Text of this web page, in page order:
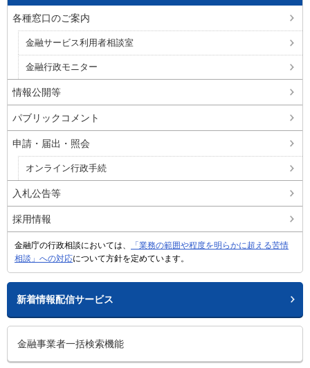
各種窓口のご案内
金融サービス利用者相談室
金融行政モニター
情報公開等
パブリックコメント
申請・届出・照会
オンライン行政手続
入札公告等
採用情報
金融庁の行政相談においては、
「業務の範囲や程度を明らかに超える苦情
相談」への対応について方針を定めています。
新着情報配信サービス
金融事業者一括検索機能